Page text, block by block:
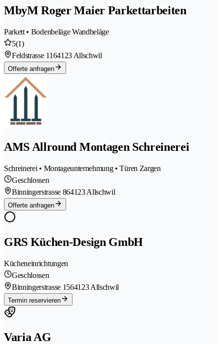
MbyM Roger Maier Parkettarbeiten
Parkett • Bodenbeläge Wandbeläge
5(1)
Feldstrasse 1164123 Allschwil
Offerte anfragen
AMS Allround Montagen Schreinerei
Schreinerei • Montageunternehmung • Türen Zargen
Geschlossen
Binningerstrasse 864123 Allschwil
Offerte anfragen
GRS Küchen-Design GmbH
Kücheneinrichtungen
Geschlossen
Binningerstrasse 1564123 Allschwil
Termin reservieren
Varia AG